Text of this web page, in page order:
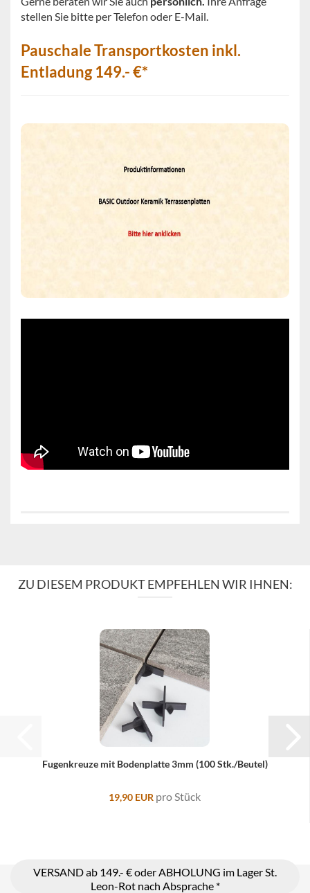
stellen Sie bitte per Telefon oder E-Mail.
Pauschale Transportkosten inkl.
Entladung 149.- €*
ZU DIESEM PRODUKT EMPFEHLEN WIR IHNEN:
Fugenkreuze mit Bodenplatte 3mm (100 Stk./Beutel)
19,90 EUR pro Stück
VERSAND ab 149.- € oder ABHOLUNG im Lager St.
Leon-Rot nach Absprache *